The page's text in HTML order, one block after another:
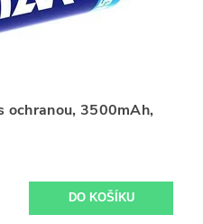
3500mAh,